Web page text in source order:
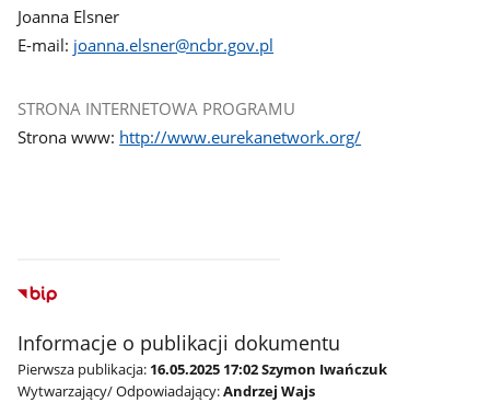
Joanna Elsner
E-mail: joanna.elsner@ncbr.gov.pl
STRONA INTERNETOWA PROGRAMU
Strona www: http://www.eurekanetwork.org/
Informacje o publikacji dokumentu
Pierwsza publikacja: 16.05.2025 17:02 Szymon Iwańczuk
Wytwarzający/ Odpowiadający:Andrzej Wajs